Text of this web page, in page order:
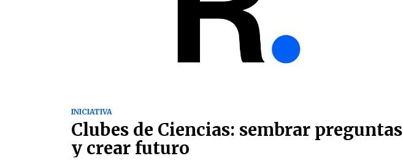
INICIATIVA
Clubes de Ciencias: sembrar preguntas
y crear futuro